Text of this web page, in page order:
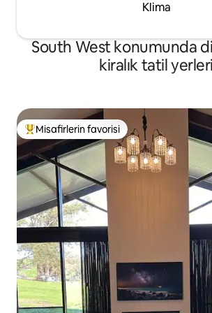
Klima
South West konumunda
kiralık tatil yerleri
Misafirlerin favorilerinden en beğenilenler
Misafirlerin favorisi